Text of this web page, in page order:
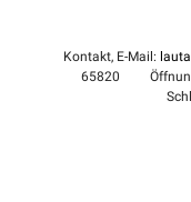
Kontakt, E-Mail:
65820